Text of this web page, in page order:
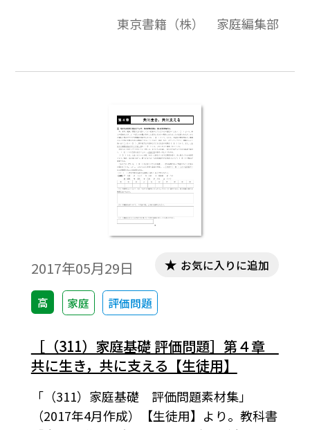
成29-32（2017-2020）年度用教科書。
東京書籍（株） 家庭編集部
2017年05月29日
高 家庭 評価問題
お気に入りに追加
［（311）家庭基礎 評価問題］第４章
共に生き，共に支える【生徒用】
「（311）家庭基礎 評価問題素材集」
（2017年4月作成）【生徒用】より。教科書